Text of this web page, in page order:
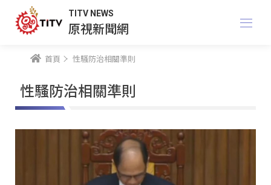
TITV NEWS
原視新聞網
首頁 性騷防治相關準則
性騷防治相關準則